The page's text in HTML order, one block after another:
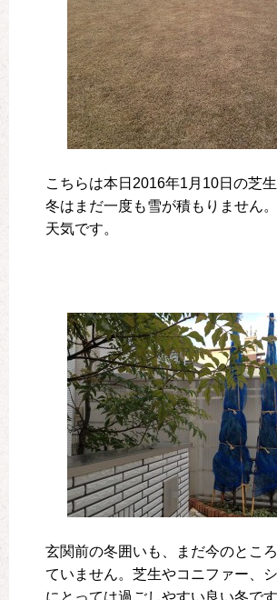
こちらは本日2016年1月10日の芝
冬はまだ一度も雪が積もりません
天気です。
玄関前の冬囲いも、まだ今のとこ
ていません。芝生やコニファー、
にとっては過ごしやすい良い冬です